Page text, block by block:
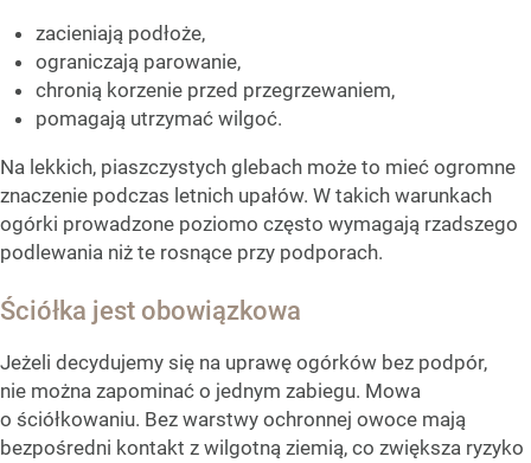
zacieniają podłoże,
ograniczają parowanie,
chronią korzenie przed przegrzewaniem,
pomagają utrzymać wilgoć.
Na lekkich, piaszczystych glebach może to mieć ogromne
znaczenie podczas letnich upałów. W takich warunkach
ogórki prowadzone poziomo często wymagają rzadszego
podlewania niż te rosnące przy podporach.
Ściółka jest obowiązkowa
Jeżeli decydujemy się na uprawę ogórków bez podpór,
nie można zapominać o jednym zabiegu. Mowa
o ściółkowaniu. Bez warstwy ochronnej owoce mają
bezpośredni kontakt z wilgotną ziemią, co zwiększa ryzyko